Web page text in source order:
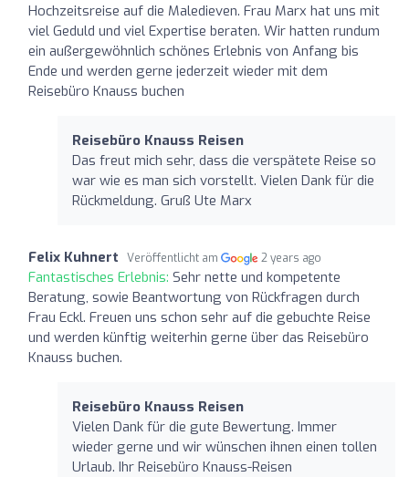
Hochzeitsreise auf die Maledieven. Frau Marx hat uns mit
viel Geduld und viel Expertise beraten. Wir hatten rundum
ein außergewöhnlich schönes Erlebnis von Anfang bis
Ende und werden gerne jederzeit wieder mit dem
Reisebüro Knauss buchen
Reisebüro Knauss Reisen
Das freut mich sehr, dass die verspätete Reise so
war wie es man sich vorstellt. Vielen Dank für die
Rückmeldung. Gruß Ute Marx
Felix Kuhnert Veröffentlicht am 2 years ago
Fantastisches Erlebnis: Sehr nette und kompetente
Beratung, sowie Beantwortung von Rückfragen durch
Frau Eckl. Freuen uns schon sehr auf die gebuchte Reise
und werden künftig weiterhin gerne über das Reisebüro
Knauss buchen.
Reisebüro Knauss Reisen
Vielen Dank für die gute Bewertung. Immer
wieder gerne und wir wünschen ihnen einen tollen
Urlaub. Ihr Reisebüro Knauss-Reisen